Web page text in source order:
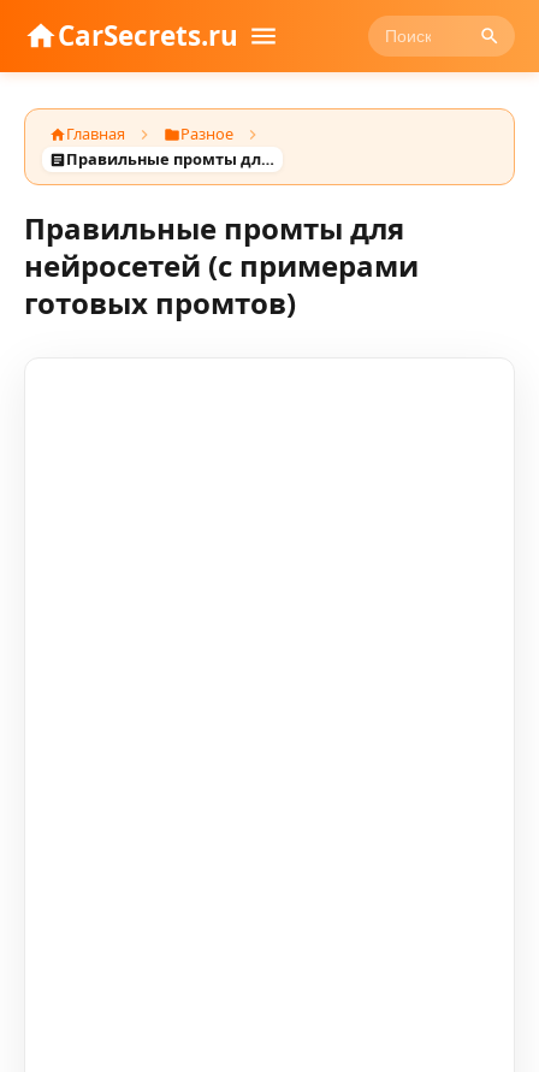
CarSecrets.ru
Главная
Разное
Правильные промты для нейросетей (с примерами готовых промтов)
Правильные промты для
нейросетей (с примерами
готовых промтов)